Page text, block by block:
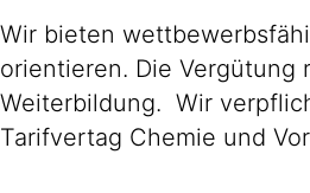
Wir bieten
orientieren. Die
Weiterbildung. Wir
Tarifvertag Chemie und